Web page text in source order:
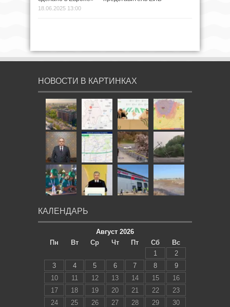
18.06.2025 13:00
НОВОСТИ В КАРТИНКАХ
КАЛЕНДАРЬ
Август 2026
Пн
Вт Ср Чт Пт Сб
Вс
1
2
3
4 5 6 7 8
9
10
11 12 13 14 15
16
17
18 19 20 21 22
23
24
25 26 27 28 29
30